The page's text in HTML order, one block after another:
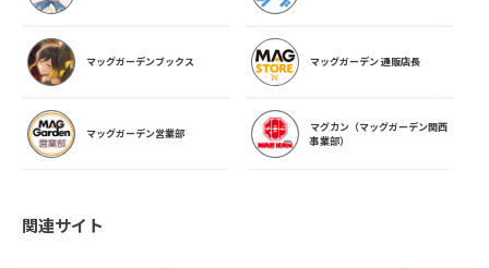
マッグガーデンブックス マッグガーデン 通販店長
マッグガーデン営業部
マグカン（マッグガーデン関西
事業部）
関連サイト